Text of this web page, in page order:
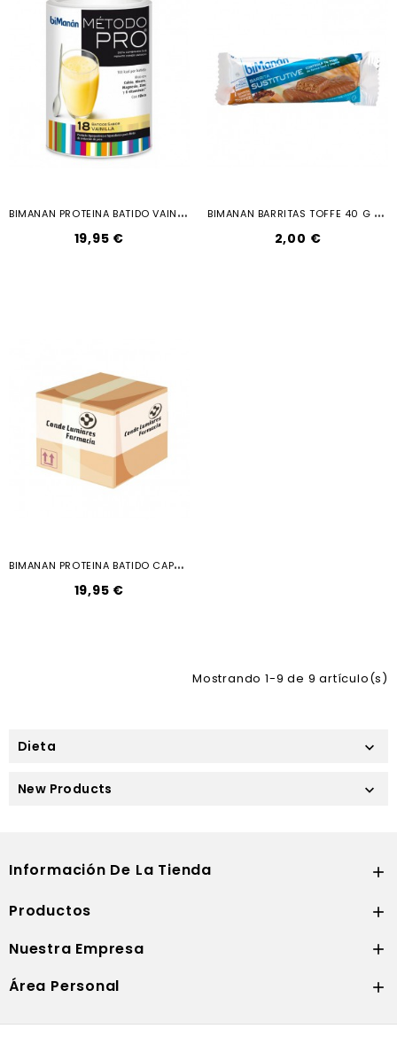
B
IMANAN PROTEINA BATIDO VAINILLA...
19,95 €
B
IMANAN BARRITAS TOFFE 40 G 1 U
2,00 €
B
IMANAN PROTEINA BATIDO CAPPUCCINO...
19,95 €
Mostrando 1-9 de 9 artículo(s)
Dieta 
New Products 
Información De La Tienda 
Productos 
Nuestra Empresa 
Área Personal 